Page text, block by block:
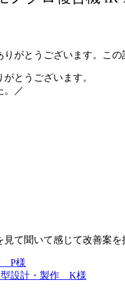
りがとうございます。こ
とうございます。
。／
て聞いて感じて改善案を
P様
設計・製作 K様